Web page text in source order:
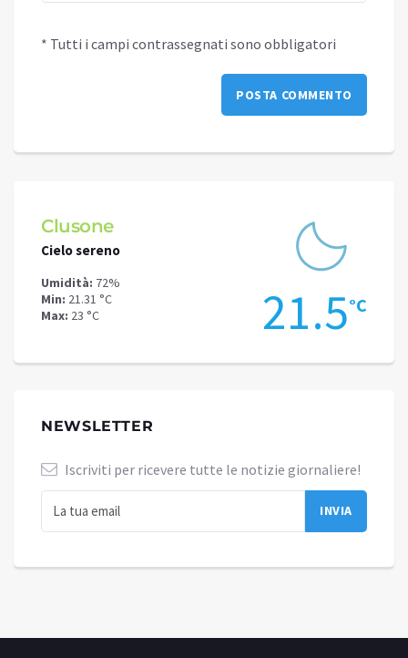
* Tutti i campi contrassegnati sono obbligatori
21.5°C
Cielo sereno
Umidità:
NEWSLETTER
Iscriviti per ricevere tutte le notizie giornaliere!